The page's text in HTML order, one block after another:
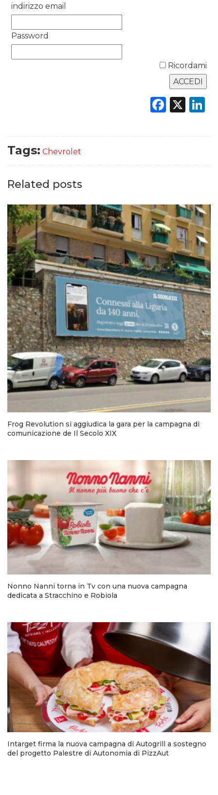
OPINIONI
indirizzo email
Password
Ricordami
X
Tags: Chevrolet
Related posts
Frog Revolution si aggiudica la gara per la campagna di
comunicazione de Il Secolo XIX
Nonno Nanni torna in Tv con una nuova campagna
dedicata a Stracchino e Robiola
Intarget firma la nuova campagna di Autogrill a sostegno
del progetto Palestre di Autonomia di PizzAut